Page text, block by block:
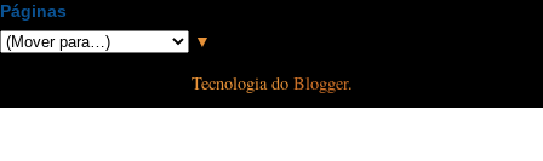
Páginas
▼
Tecnologia do Blogger.